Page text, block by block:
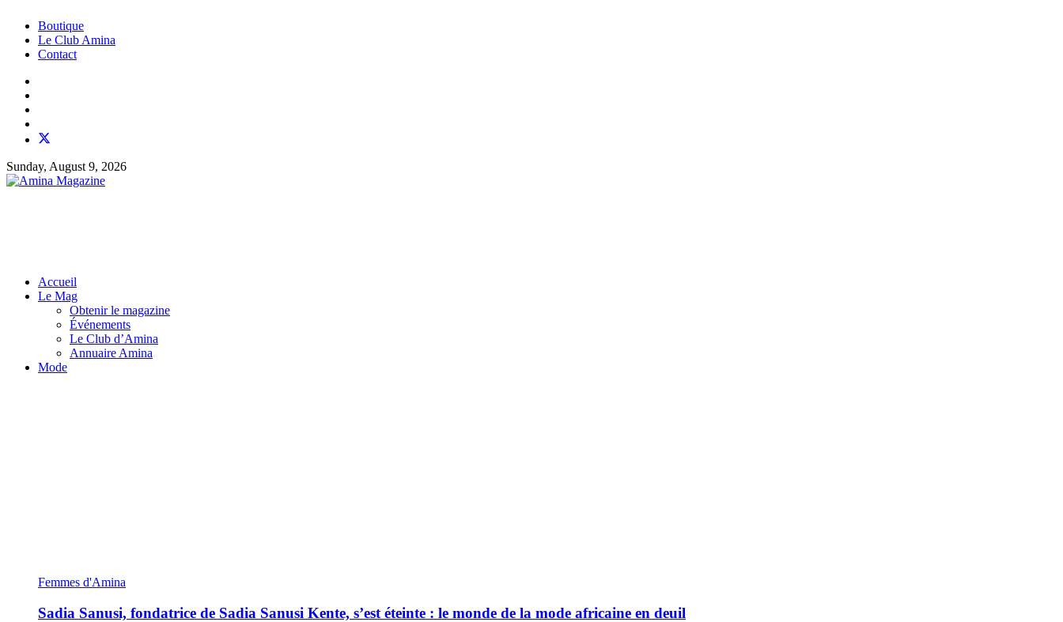
Boutique
Le Club Amina
Contact
Sunday, August 9, 2026
Accueil
Le Mag
Obtenir le magazine
Événements
Le Club d’Amina
Annuaire Amina
Mode
Femmes d'Amina
Sadia Sanusi, fondatrice de Sadia Sanusi Kente, s’est éteinte : le monde de la mode africaine en deuil